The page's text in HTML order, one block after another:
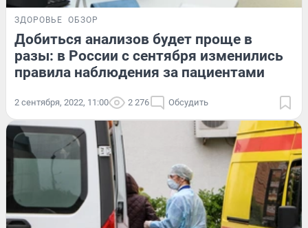
ЗДОРОВЬЕ ОБЗОР
Добиться анализов будет проще в
разы: в России с сентября изменились
правила наблюдения за пациентами
2 сентября, 2022, 11:00 2 276 Обсудить